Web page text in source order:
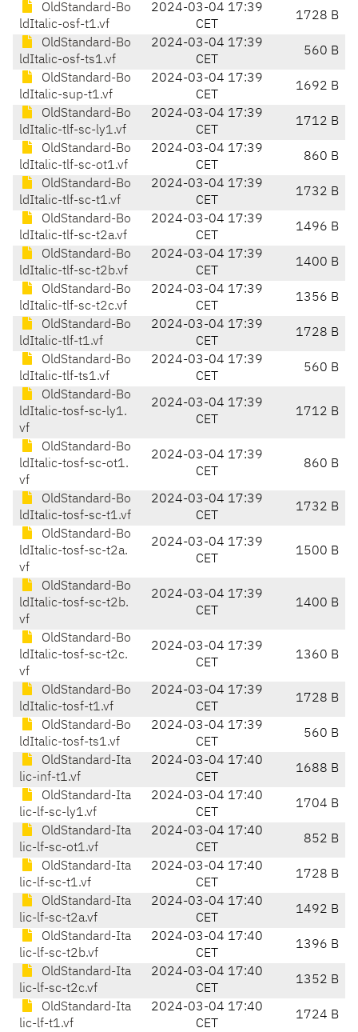
OldStandard-Bo
ldItalic-osf-t1.vf
2024-03-04 17:39
CET
1728 B
OldStandard-Bo
ldItalic-osf-ts1.vf
2024-03-04 17:39
CET
560 B
OldStandard-Bo
ldItalic-sup-t1.vf
2024-03-04 17:39
CET
1692 B
OldStandard-Bo
ldItalic-tlf-sc-ly1.vf
2024-03-04 17:39
CET
1712 B
OldStandard-Bo
ldItalic-tlf-sc-ot1.vf
2024-03-04 17:39
CET
860 B
OldStandard-Bo
ldItalic-tlf-sc-t1.vf
2024-03-04 17:39
CET
1732 B
OldStandard-Bo
ldItalic-tlf-sc-t2a.vf
2024-03-04 17:39
CET
1496 B
OldStandard-Bo
ldItalic-tlf-sc-t2b.vf
2024-03-04 17:39
CET
1400 B
OldStandard-Bo
ldItalic-tlf-sc-t2c.vf
2024-03-04 17:39
CET
1356 B
OldStandard-Bo
ldItalic-tlf-t1.vf
2024-03-04 17:39
CET
1728 B
OldStandard-Bo
ldItalic-tlf-ts1.vf
2024-03-04 17:39
CET
560 B
OldStandard-Bo
ldItalic-tosf-sc-ly1.
vf
2024-03-04 17:39
CET
1712 B
OldStandard-Bo
ldItalic-tosf-sc-ot1.
vf
2024-03-04 17:39
CET
860 B
OldStandard-Bo
ldItalic-tosf-sc-t1.vf
2024-03-04 17:39
CET
1732 B
OldStandard-Bo
ldItalic-tosf-sc-t2a.
vf
2024-03-04 17:39
CET
1500 B
OldStandard-Bo
ldItalic-tosf-sc-t2b.
vf
2024-03-04 17:39
CET
1400 B
OldStandard-Bo
ldItalic-tosf-sc-t2c.
vf
2024-03-04 17:39
CET
1360 B
OldStandard-Bo
ldItalic-tosf-t1.vf
2024-03-04 17:39
CET
1728 B
OldStandard-Bo
ldItalic-tosf-ts1.vf
2024-03-04 17:39
CET
560 B
OldStandard-Ita
lic-inf-t1.vf
2024-03-04 17:40
CET
1688 B
OldStandard-Ita
lic-lf-sc-ly1.vf
2024-03-04 17:40
CET
1704 B
OldStandard-Ita
lic-lf-sc-ot1.vf
2024-03-04 17:40
CET
852 B
OldStandard-Ita
lic-lf-sc-t1.vf
2024-03-04 17:40
CET
1728 B
OldStandard-Ita
lic-lf-sc-t2a.vf
2024-03-04 17:40
CET
1492 B
OldStandard-Ita
lic-lf-sc-t2b.vf
2024-03-04 17:40
CET
1396 B
OldStandard-Ita
lic-lf-sc-t2c.vf
2024-03-04 17:40
CET
1352 B
OldStandard-Ita
lic-lf-t1.vf
2024-03-04 17:40
CET
1724 B